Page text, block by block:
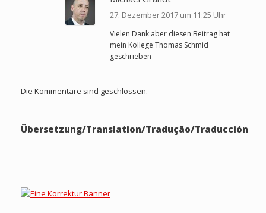
27. Dezember 2017 um 11:25 Uhr
Vielen Dank aber diesen Beitrag hat
mein Kollege Thomas Schmid
geschrieben
Die Kommentare sind geschlossen.
Übersetzung/Translation/Tradução/Traducción